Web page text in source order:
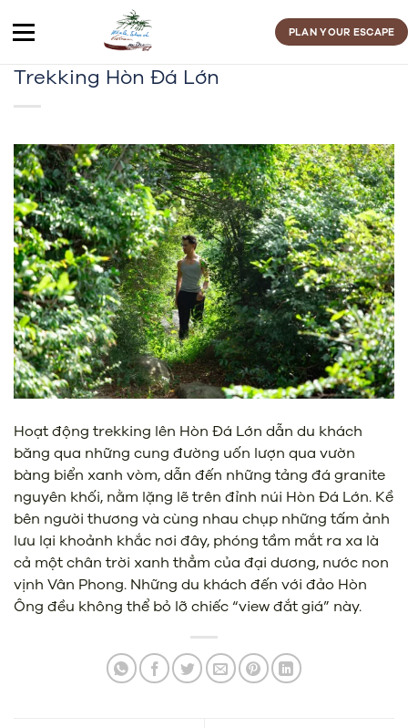
to
PLAN YOUR ESCAPE
Trekking Hòn Đá Lớn
Hoạt động trekking lên Hòn Đá Lớn dẫn du khách
băng qua những cung đường uốn lượn qua vườn
bàng biển xanh vòm, dẫn đến những tảng đá granite
nguyên khối, nằm lặng lẽ trên đỉnh núi Hòn Đá Lớn. Kề
bên người thương và cùng nhau chụp những tấm ảnh
lưu lại khoảnh khắc nơi đây, phóng tầm mắt ra xa là
cả một chân trời xanh thẳm của đại dương, nước non
vịnh Vân Phong. Những du khách đến với đảo Hòn
Ông đều không thể bỏ lỡ chiếc “view đắt giá” này.